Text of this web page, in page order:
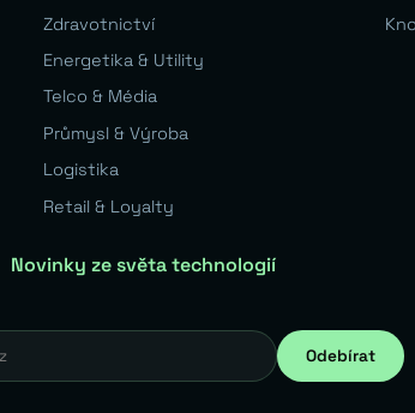
Zdravotnictví
Energetika & Utility
Telco & Média
Průmysl & Výroba
Logistika
Retail & Loyalty
Novinky ze světa technologií
Odebírat